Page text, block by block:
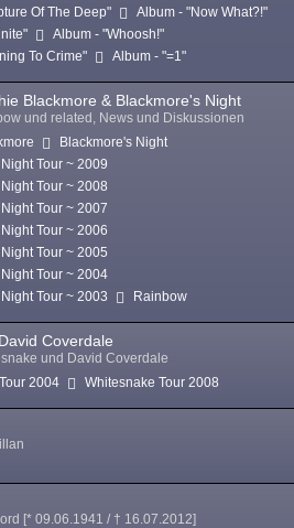
Of The Deep"
Album - "Now What?!"
Album - "Whoosh!"
To Crime"
Album - "=1"
Blackmore & Blackmore's Night
und related, News und Diskussionen
Blackmore's Night
Tour ~ 2009
Tour ~ 2008
Tour ~ 2007
Tour ~ 2006
Tour ~ 2005
Tour ~ 2004
Tour ~ 2003
Rainbow
Coverdale
und David Coverdale
2004 Whitesnake Tour 2008
[* 09.06.1941 / † 16.07.2012]